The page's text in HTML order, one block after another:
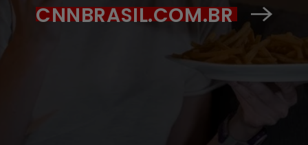
CNNBRASIL.COM.BR